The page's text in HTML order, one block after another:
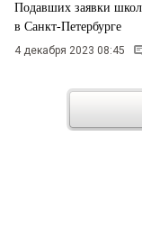
Подавших заявки
в Санкт-Петербурге
4 декабря 2023 08:45